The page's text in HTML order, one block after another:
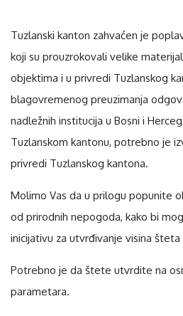
Tuzlanski kanton zahvaćen je
koji su prouzrokovali velike
objektima i u privredi Tuzlanskog
blagovremenog preuzimanja
nadležnih institucija u Bosni i
Tuzlanskom kantonu, potrebno je
privredi Tuzlanskog kantona.
Molimo Vas da u prilogu popunite
od prirodnih nepogoda, kako bi
inicijativu za utvrđivanje visina
Potrebno je da štete utvrdite na
parametara.